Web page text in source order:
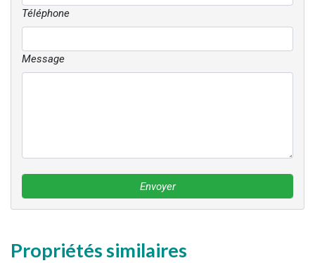
Téléphone
Message
Envoyer
Propriétés similaires